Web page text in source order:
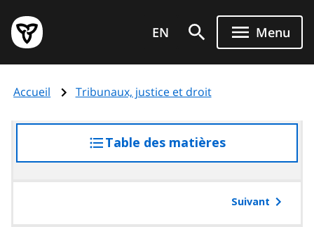
au
contenu
principal
Page
d'accueil
de
EN Menu
Accueil Tribunaux, justice et droit
Table des matières
à
table
Suivant